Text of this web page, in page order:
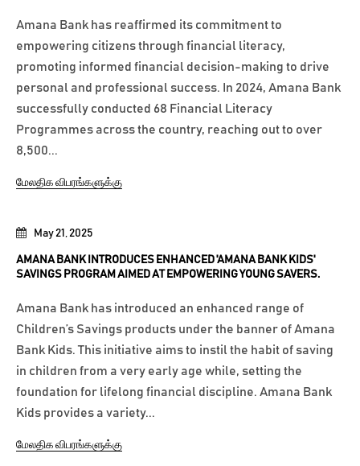
May 21, 2025
AMANA BANK INTRODUCES ENHANCED 'AMANA BANK KIDS'
SAVINGS PROGRAM AIMED AT EMPOWERING YOUNG SAVERS.
Amana Bank has introduced an enhanced range of
Children’s Savings products under the banner of Amana
Bank Kids. This initiative aims to instil the habit of saving
in children from a very early age while, setting the
foundation for lifelong financial discipline. Amana Bank
Kids provides a variety...
மேலதிக விபரங்களுக்கு
Amana Bank has reaffirmed its commitment to
empowering citizens through financial literacy,
promoting informed financial decision-making to drive
personal and professional success. In 2024, Amana Bank
successfully conducted 68 Financial Literacy
Programmes across the country, reaching out to over
8,500...
மேலதிக விபரங்களுக்கு